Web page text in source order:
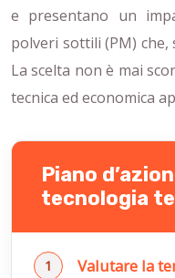
e presentano un
polveri sottili (PM)
La scelta non è mai
tecnica ed economica
Piano
tecnologia
Valutare la